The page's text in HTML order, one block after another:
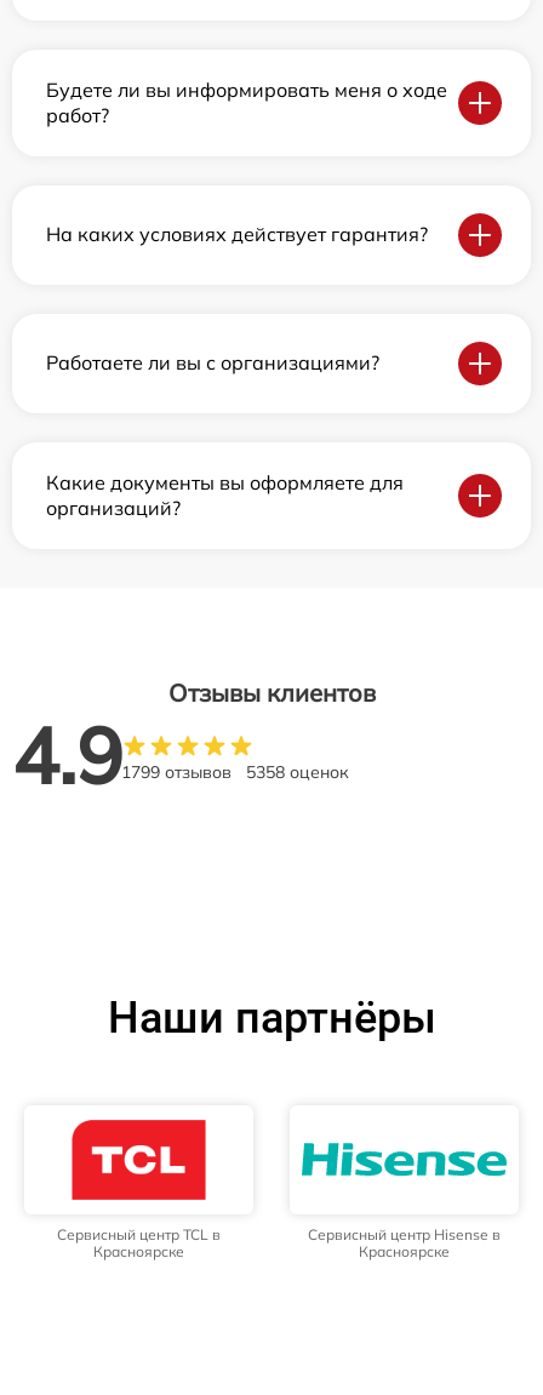
Будете ли вы информировать меня о ходе
работ?
На каких условиях действует гарантия?
Работаете ли вы с организациями?
Какие документы вы оформляете для
организаций?
Отзывы клиентов
4.91799 отзывов 5358 оценок
Наши партнёры
Сервисный центр TCL в
Красноярске
Сервисный центр Hisense в
Красноярске